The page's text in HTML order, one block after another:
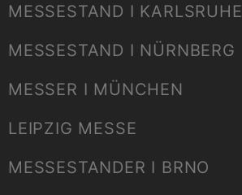
MESSESTAND I KARLSRUHE
MESSESTAND I NÜRNBERG
MESSER I MÜNCHEN
LEIPZIG MESSE
MESSESTANDER I BRNO